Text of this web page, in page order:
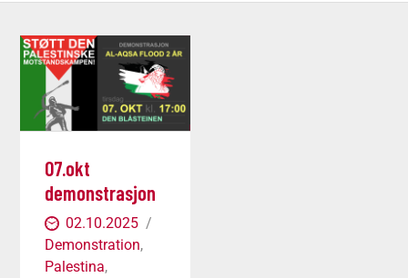
07.okt
demonstrasjon
02.10.2025
Demonstration,
Palestina,